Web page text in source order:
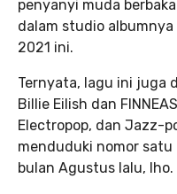
penyanyi muda
dalam studio
2021 ini.
Ternyata, lagu ini juga
Billie Eilish dan
Electropop, dan Jazz-
menduduki nomor
bulan Agustus lalu, lho.